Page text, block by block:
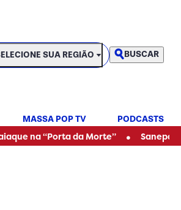
SUA REGIÃO
SUA REGIÃO BUSCAR
MASSA POP TV PODCASTS
“Porta da Morte” • Sanepar alerta